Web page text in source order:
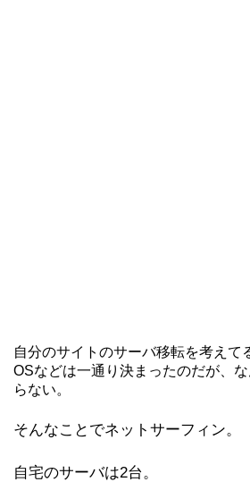
自分のサイトのサーバ移転を考えて
OSなどは一通り決まったのだが、
らない。
そんなことでネットサーフィン。
自宅のサーバは2台。